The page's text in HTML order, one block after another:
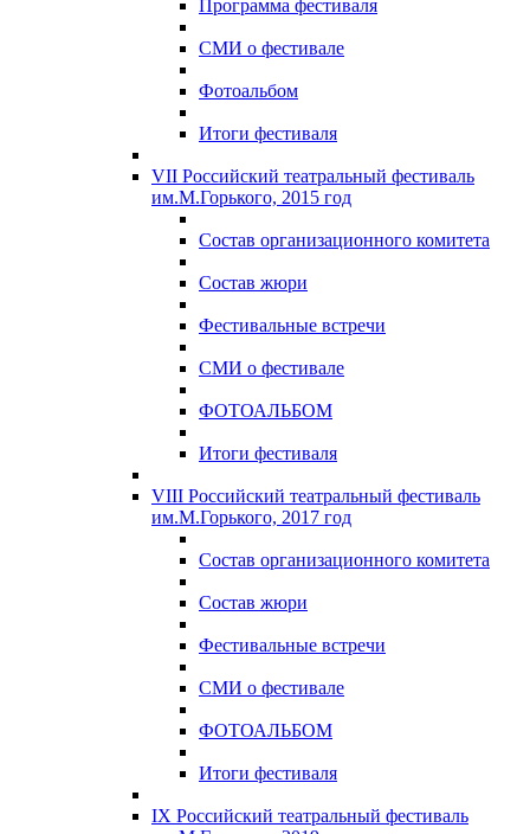
Программа фестиваля
СМИ о фестивале
Фотоальбом
Итоги фестиваля
VII Российский театральный фестиваль
им.М.Горького, 2015 год
Состав организационного комитета
Состав жюри
Фестивальные встречи
СМИ о фестивале
ФОТОАЛЬБОМ
Итоги фестиваля
VIII Российский театральный фестиваль
им.М.Горького, 2017 год
Состав организационного комитета
Состав жюри
Фестивальные встречи
СМИ о фестивале
ФОТОАЛЬБОМ
Итоги фестиваля
IX Российский театральный фестиваль